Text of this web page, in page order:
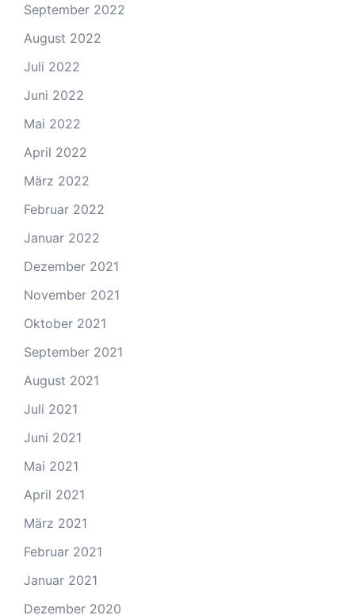
September 2022
August 2022
Juli 2022
Juni 2022
Mai 2022
April 2022
März 2022
Februar 2022
Januar 2022
Dezember 2021
November 2021
Oktober 2021
September 2021
August 2021
Juli 2021
Juni 2021
Mai 2021
April 2021
März 2021
Februar 2021
Januar 2021
Dezember 2020